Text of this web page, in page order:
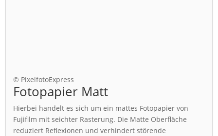
© PixelfotoExpress
Fotopapier Matt
Hierbei handelt es sich um ein mattes Fotopapier von
Fujifilm mit seichter Rasterung. Die Matte Oberfläche
reduziert Reflexionen und verhindert störende